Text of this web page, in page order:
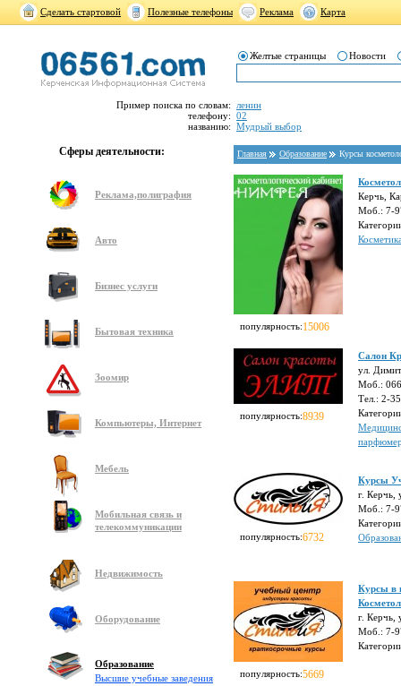
Сделать стартовой Полезные телефоны Реклама Карта
Желтые страницы Новости
Пример поиска по словам:
телефону:
названию:
ленин
02
Мудрый выбор
Сферы деятельности:
Реклама,полиграфия
Авто
Бизнес услуги
Бытовая техника
Зоомир
Компьютеры, Интернет
Мебель
Мобильная связь и
телекоммуникации
Недвижимость
Оборудование
Образование
Высшие учебные заведения
Главная Образование Курсы
популярность:15006
Керчь,
Моб.: 7-
популярность:8939
Салон
ул.
Моб.:
Тел.: 2-
популярность:6732
Курсы
г. Керчь,
Моб.: 7-
популярность:5669
Курсы в
г. Керчь,
Моб.: 7-